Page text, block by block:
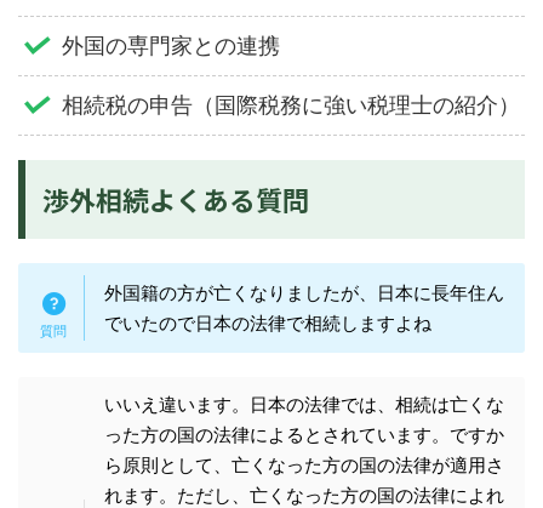
外国の専門家との連携
相続税の申告（国際税務に強い税理士の紹介）
渉外相続よくある質問
外国籍の方が亡くなりましたが、日本に長年住ん
でいたので日本の法律で相続しますよね
いいえ違います。日本の法律では、相続は亡くな
った方の国の法律によるとされています。ですか
ら原則として、亡くなった方の国の法律が適用さ
れます。ただし、亡くなった方の国の法律によれ